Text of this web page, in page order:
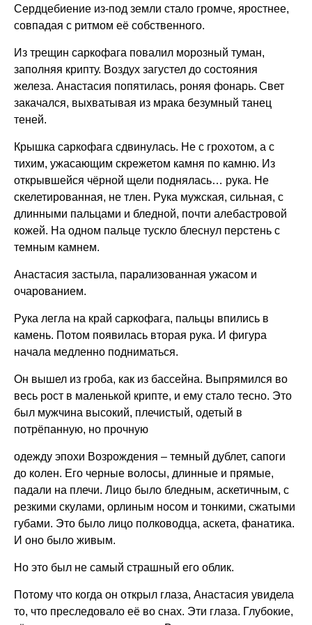
Сердцебиение из-под земли стало громче, яростнее,
совпадая с ритмом её собственного.
Из трещин саркофага повалил морозный туман,
заполняя крипту. Воздух загустел до состояния
железа. Анастасия попятилась, роняя фонарь. Свет
закачался, выхватывая из мрака безумный танец
теней.
Крышка саркофага сдвинулась. Не с грохотом, а с
тихим, ужасающим скрежетом камня по камню. Из
открывшейся чёрной щели поднялась… рука. Не
скелетированная, не тлен. Рука мужская, сильная, с
длинными пальцами и бледной, почти алебастровой
кожей. На одном пальце тускло блеснул перстень с
темным камнем.
Анастасия застыла, парализованная ужасом и
очарованием.
Рука легла на край саркофага, пальцы впились в
камень. Потом появилась вторая рука. И фигура
начала медленно подниматься.
Он вышел из гроба, как из бассейна. Выпрямился во
весь рост в маленькой крипте, и ему стало тесно. Это
был мужчина высокий, плечистый, одетый в
потрёпанную, но прочную
одежду эпохи Возрождения – темный дублет, сапоги
до колен. Его черные волосы, длинные и прямые,
падали на плечи. Лицо было бледным, аскетичным, с
резкими скулами, орлиным носом и тонкими, сжатыми
губами. Это было лицо полководца, аскета, фанатика.
И оно было живым.
Но это был не самый страшный его облик.
Потому что когда он открыл глаза, Анастасия увидела
то, что преследовало её во снах. Эти глаза. Глубокие,